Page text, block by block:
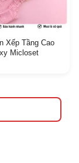
Xếp Tầng Cao
Micloset